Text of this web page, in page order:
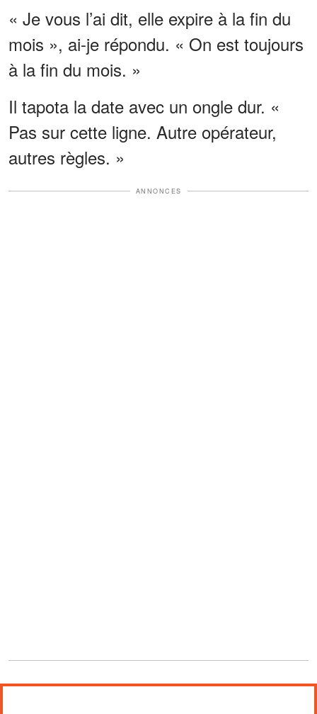
« Je vous l’ai dit, elle expire à la fin du
mois », ai-je répondu. « On est toujours
à la fin du mois. »
Il tapota la date avec un ongle dur. «
Pas sur cette ligne. Autre opérateur,
autres règles. »
ANNONCES